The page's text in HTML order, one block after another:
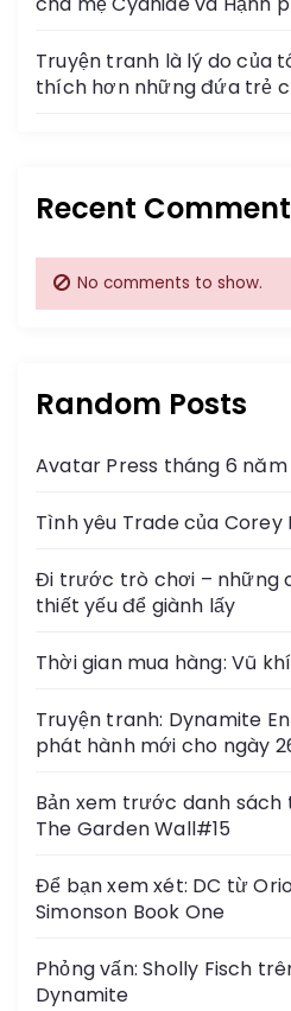
i
o
Truyện tranh là lý do của
thích hơn những đứa trẻ
Recent
No comments to show.
Random Posts
Avatar Press tháng 6 năm
Tình yêu Trade của Corey
Đi trước trò chơi – những
thiết yếu để giành lấy
Thời gian mua hàng: Vũ
Truyện tranh: Dynamite
phát hành mới cho ngày
Bản xem trước danh
The Garden Wall#15
Để bạn xem xét: DC từ
Simonson Book One
Phỏng vấn: Sholly Fisch
Dynamite